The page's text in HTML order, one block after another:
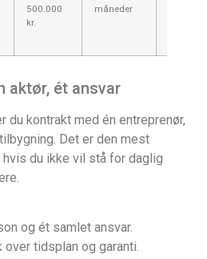
500.000
kr.
måneder
aktør, ét ansvar
kontrakt med én entreprenør,
Det er den mest
du ikke vil stå for daglig
og ét samlet ansvar.
over tidsplan og garanti.